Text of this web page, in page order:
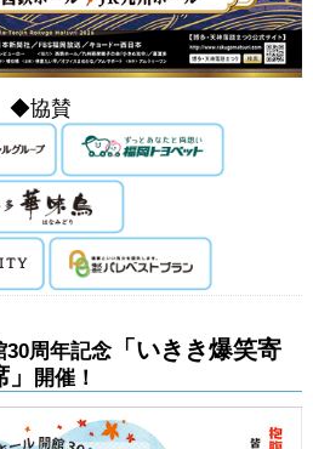
◆協賛
周年記念「いきき爆笑寄
開催！